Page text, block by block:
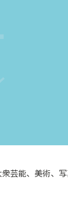
芸能、美術、